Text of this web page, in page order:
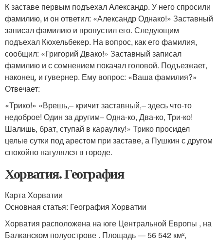
К заставе первым подъехал Александр. У него спросили
фамилию, и он ответил: «Александр Однако!» Заставный
записал фамилию и пропустил его. Следующим
подъехал Кюхельбекер. На вопрос, как его фамилия,
сообщил: «Григорий Двако!» Заставный записал
фамилию и с сомнением покачал головой. Подъезжает,
наконец, и гувернер. Ему вопрос: «Ваша фамилия?»
Отвечает:
«Трико!» «Врешь,– кричит заставный,– здесь что-то
недоброе! Один за другим– Одна-ко, Два-ко, Три-ко!
Шалишь, брат, ступай в караулку!» Трико просидел
целые сутки под арестом при заставе, а Пушкин с другом
спокойно нагулялся в городе.
Хорватия. География
Карта Хорватии
Основная статья: География Хорватии
Хорватия расположена на юге Центральной Европы , на
Балканском полуострове . Площадь — 56 542 км²,